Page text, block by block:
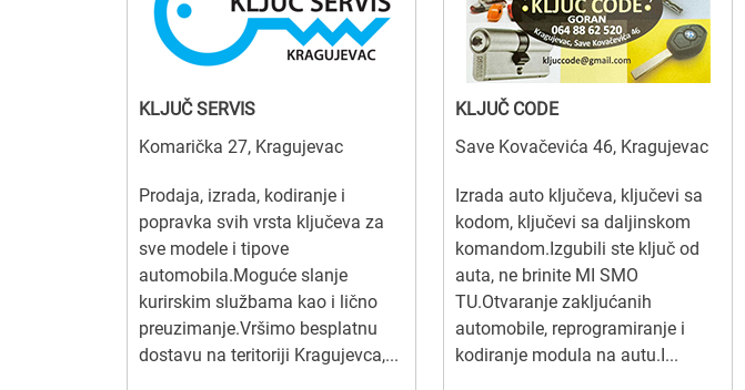
KLJUČ SERVIS
Komarička 27, Kragujevac
Prodaja, izrada, kodiranje i
popravka svih vrsta ključeva za
sve modele i tipove
automobila.Moguće slanje
kurirskim službama kao i lično
preuzimanje.Vršimo besplatnu
dostavu na teritoriji Kragujevca,...
KLJUČ CODE
Save Kovačevića 46, Kragujevac
Izrada auto ključeva, ključevi sa
kodom, ključevi sa daljinskom
komandom.Izgubili ste ključ od
auta, ne brinite MI SMO
TU.Otvaranje zakljućanih
automobile, reprogramiranje i
kodiranje modula na autu.I...